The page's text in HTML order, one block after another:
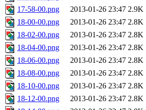
17-58-00.png
2013-01-26 23:47 2.9K
18-00-00.png
2013-01-26 23:47 2.8K
18-02-00.png
2013-01-26 23:47 2.8K
18-04-00.png
2013-01-26 23:47 2.8K
18-06-00.png
2013-01-26 23:47 2.8K
18-08-00.png
2013-01-26 23:47 2.8K
18-10-00.png
2013-01-26 23:47 2.8K
18-12-00.png
2013-01-26 23:47 2.8K